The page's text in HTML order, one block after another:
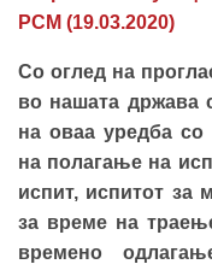
РСМ (19.03.2020)
Со оглед на
во нашата држава
на оваа уредба со
на полагање на
испит, испитот за
за време на
времено